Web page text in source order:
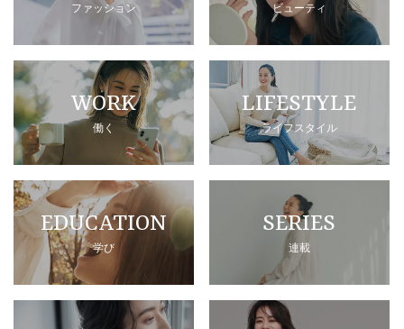
ファッション ビューティ
WORK
働く
LIFESTYLE
ライフスタイル
EDUCATION
学び
SERIES
連載